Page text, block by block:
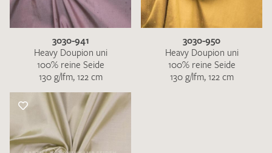
3030-941
Heavy Doupion uni
100% reine Seide
130 g/lfm, 122 cm
3030-950
Heavy Doupion uni
100% reine Seide
130 g/lfm, 122 cm